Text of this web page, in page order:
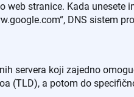
stranice. Kada unesete
DNS sistem
servera koji zajedno
(TLD), a potom do